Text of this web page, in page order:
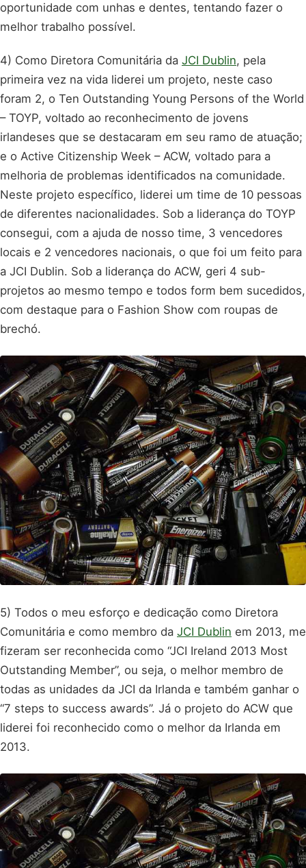
oportunidade com unhas e dentes, tentando fazer o
melhor trabalho possível.
4) Como Diretora Comunitária da JCI Dublin, pela
primeira vez na vida liderei um projeto, neste caso
foram 2, o Ten Outstanding Young Persons of the World
– TOYP, voltado ao reconhecimento de jovens
irlandeses que se destacaram em seu ramo de atuação;
e o Active Citizenship Week – ACW, voltado para a
melhoria de problemas identificados na comunidade.
Neste projeto específico, liderei um time de 10 pessoas
de diferentes nacionalidades. Sob a liderança do TOYP
consegui, com a ajuda de nosso time, 3 vencedores
locais e 2 vencedores nacionais, o que foi um feito para
a JCI Dublin. Sob a liderança do ACW, geri 4 sub-
projetos ao mesmo tempo e todos form bem sucedidos,
com destaque para o Fashion Show com roupas de
brechó.
5) Todos o meu esforço e dedicação como Diretora
Comunitária e como membro da JCI Dublin em 2013, me
fizeram ser reconhecida como “JCI Ireland 2013 Most
Outstanding Member”, ou seja, o melhor membro de
todas as unidades da JCI da Irlanda e também ganhar o
“7 steps to success awards”. Já o projeto do ACW que
liderei foi reconhecido como o melhor da Irlanda em
2013.